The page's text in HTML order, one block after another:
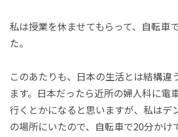
私は授業を休ませてもらって、自転車
た。
このあたりも、日本の生活とは結構違
ます。日本だったら近所の婦人科に電
行くとかになると思いますが、私はデ
の場所にいたので、自転車で20分かけ